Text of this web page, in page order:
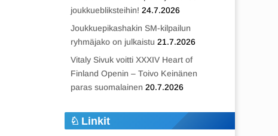
joukkuebliksteihin! 24.7.2026
Joukkuepikashakin SM-kilpailun
ryhmäjako on julkaistu 21.7.2026
Vitaly Sivuk voitti XXXIV Heart of
Finland Openin – Toivo Keinänen
paras suomalainen 20.7.2026
Linkit